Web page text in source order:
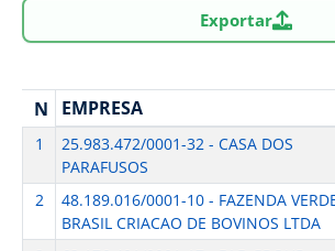
Exportar
N EMPRESA
1
25.983.472/0001-32 - CASA DOS
PARAFUSOS
2
48.189.016/0001-10 - FAZENDA
BRASIL CRIACAO DE BOVINOS LTDA